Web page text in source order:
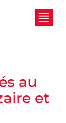
au
et